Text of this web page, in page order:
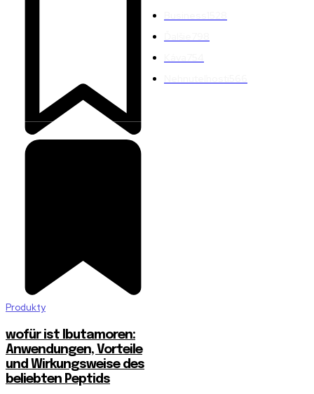
Produkty
wofür ist Ibutamoren:
Anwendungen, Vorteile
und Wirkungsweise des
beliebten Peptids